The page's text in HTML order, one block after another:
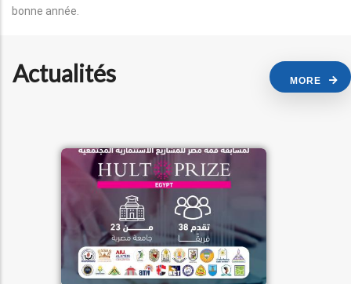
bonne année.
Actualités MORE